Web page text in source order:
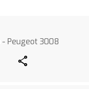
- Peugeot 3008
Share